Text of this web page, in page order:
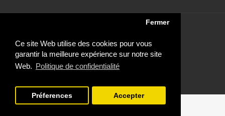
Ce site Web utilise des cookies pour vous
garantir la meilleure expérience sur notre site
Web. Politique de confidentialité
Fermer
Préferences Accepter
Powered by Dupuis Informatique et Open Cart